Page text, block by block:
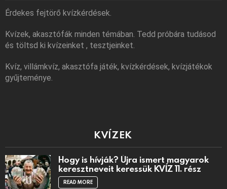
Érdekes fejtörő kvízkérdések.
Kvízek, akasztófák minden témában. Tedd próbára tudásod
és töltsd ki kvízeinket , tesztjeinket.
Kvíz, villámkvíz, akasztófa játék, kvízkérdések, kvízjátékok
gyűjteménye.
KVÍZEK
Hogy is hívják? Újra ismert magyarok
keresztneveit keressük KVÍZ 11. rész
READ MORE